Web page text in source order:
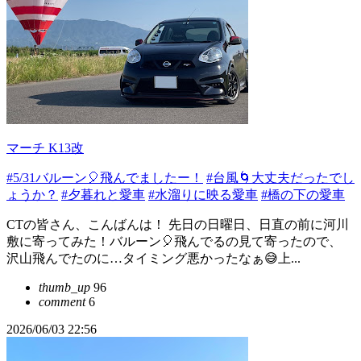
マーチ K13改
#5/31バルーン🎈飛んでましたー！
#台風🌀大丈夫だったでし
ょうか？ #夕暮れと愛車 #水溜りに映る愛車 #橋の下の愛車
CTの皆さん、こんばんは！ 先日の日曜日、日直の前に河川
敷に寄ってみた！バルーン🎈飛んでるの見て寄ったので、
沢山飛んでたのに…タイミング悪かったなぁ😅上...
thumb_up 96
comment6
2026/06/03 22:56